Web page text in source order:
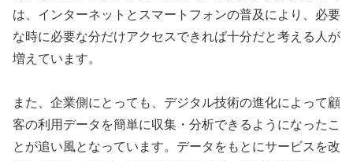
は、インターネットとスマートフォンの普及により、必要
な時に必要な分だけアクセスできれば十分だと考える人が
増えています。
また、企業側にとっても、デジタル技術の進化によって顧
客の利用データを簡単に収集・分析できるようになったこ
とが追い風となっています。データをもとにサービスを改